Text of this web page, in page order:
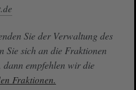
Sie der Verwaltung des
Sie sich an die Fraktionen
dann empfehlen wir die
Fraktionen.